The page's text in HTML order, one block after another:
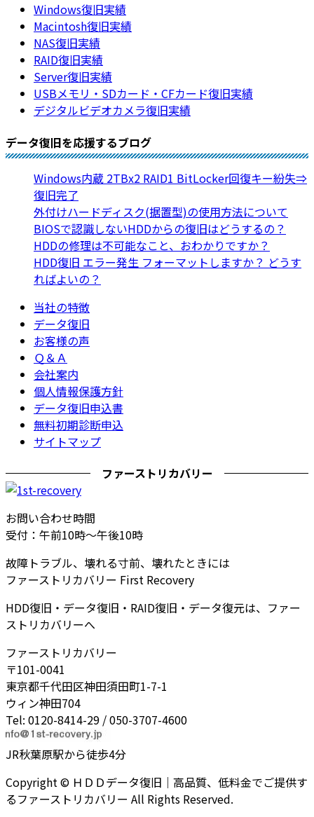
Windows復旧実績
Macintosh復旧実績
NAS復旧実績
RAID復旧実績
Server復旧実績
USBメモリ・SDカード・CFカード復旧実績
デジタルビデオカメラ復旧実績
データ復旧を応援するブログ
Windows内蔵 2TBx2 RAID1 BitLocker回復キー紛失⇒
復旧完了
外付けハードディスク(据置型)の使用方法について
BIOSで認識しないHDDからの復旧はどうするの？
HDDの修理は不可能なこと、おわかりですか？
HDD復旧 エラー発生 フォーマットしますか？ どうす
ればよいの？
当社の特徴
データ復旧
お客様の声
Ｑ＆Ａ
会社案内
個人情報保護方針
データ復旧申込書
無料初期診断申込
サイトマップ
ファーストリカバリー
お問い合わせ時間
受付：午前10時～午後10時
故障トラブル、壊れる寸前、壊れたときには
ファーストリカバリー First Recovery
HDD復旧・データ復旧・RAID復旧・データ復元は、ファー
ストリカバリーへ
ファーストリカバリー
〒101-0041
東京都千代田区神田須田町1-7-1
ウィン神田704
Tel: 0120-8414-29 / 050-3707-4600
JR秋葉原駅から徒歩4分
Copyright © ＨＤＤデータ復旧｜高品質、低料金でご提供す
るファーストリカバリー All Rights Reserved.